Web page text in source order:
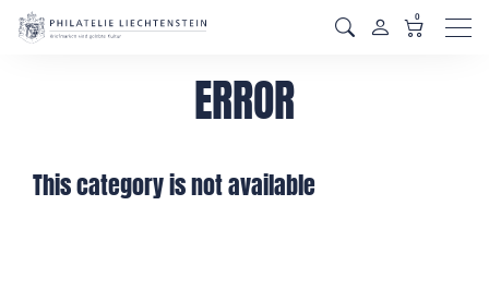
0
ERROR
This category is not available